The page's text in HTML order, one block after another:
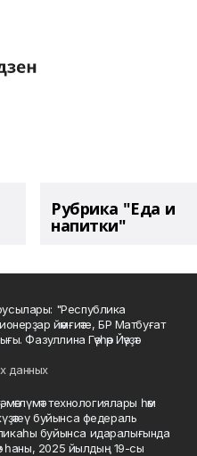
Рубрика "Еда и
напитки"
"Республика
йәмғиәте, БР Матбуғат
Фазуллина Гәүһәр Йәүҙәт
данных
технологиялары һәм
буйынса федераль
буйынса идаралығында
һаны, 2025 йылдың 19-сы